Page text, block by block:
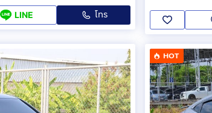
LINE โทร
HOT